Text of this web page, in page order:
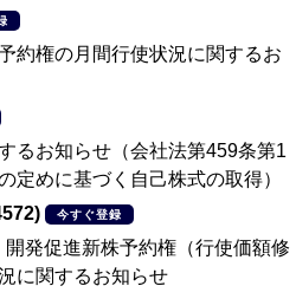
約権の月間行使状況に関するお
るお知らせ（会社法第459条第1
定めに基づく自己株式の取得）
今すぐ登録
発促進新株予約権（行使価額修
に関するお知らせ